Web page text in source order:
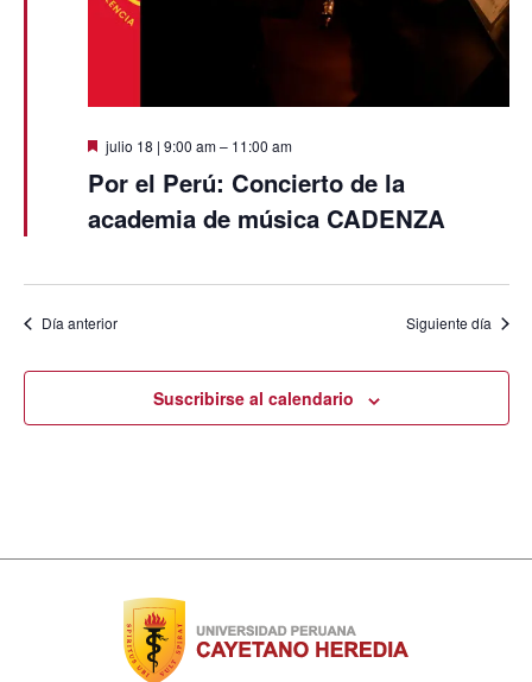
Destacado
julio 18 | 9:00 am– 11:00 am
Por el Perú: Concierto de la
academia de música CADENZA
Día anterior Siguiente día
Suscribirse al calendario